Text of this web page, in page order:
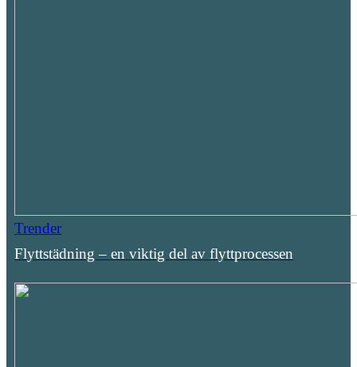
Trender
Flyttstädning – en viktig del av flyttprocessen